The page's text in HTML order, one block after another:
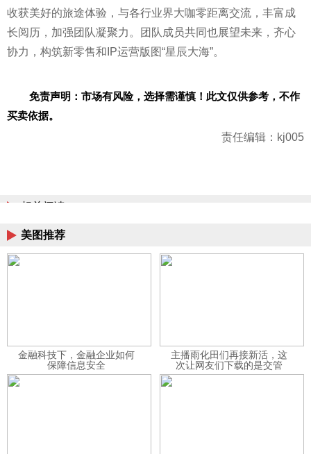
收获美好的旅途体验，与各行业界大咖零距离交流，丰富成
长阅历，加强团队凝聚力。团队成员共同也展望未来，齐心
协力，构筑新零售和IP运营版图“星辰大海”。
免责声明：市场有风险，选择需谨慎！此文仅供参考，不作
买卖依据。
责任编辑：kj005
相关阅读
美图推荐
金融科技下，金融企业如何
保障信息安全
主播雨化田们再接新活，这
次让网友们下载的是交管
12123APP